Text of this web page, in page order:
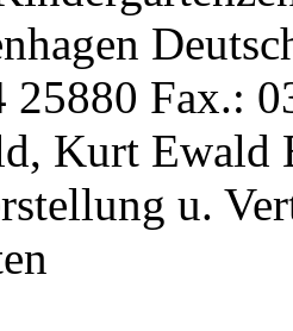
25880 Fax.:
Kurt Ewald
u.